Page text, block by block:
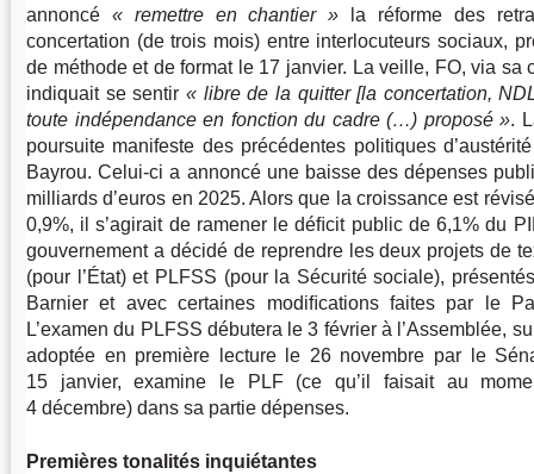
annoncé
remettre en chantier
la réforme des
concertation (de trois mois) entre interlocuteurs sociaux,
de méthode et de format le 17 janvier. La veille, FO, via sa
indiquait se sentir
libre de la quitter [la concertation,
toute indépendance en fonction du cadre (…) proposé
.
poursuite manifeste des précédentes politiques
Bayrou. Celui-ci a annoncé une baisse des dépenses
milliards d’euros en 2025. Alors que la croissance est
0,9%, il s’agirait de ramener le déﬁcit public de 6,1% du
gouvernement a décidé de reprendre les deux projets de
(pour l’État) et PLFSS (pour la Sécurité sociale),
Barnier et avec certaines modiﬁcations faites par le
L’examen du PLFSS débutera le 3 février à l’Assemblée,
adoptée en première lecture le 26 novembre par le
15 janvier, examine le PLF (ce qu’il faisait au
4 décembre) dans sa partie dépenses.
Premières tonalités inquiétantes